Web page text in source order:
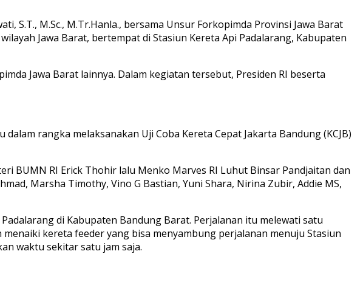
S.T., M.Sc., M.Tr.Hanla., bersama Unsur Forkopimda Provinsi Jawa Barat
Jawa Barat, bertempat di Stasiun Kereta Api Padalarang, Kabupaten
Jawa Barat lainnya. Dalam kegiatan tersebut, Presiden RI beserta
rangka melaksanakan Uji Coba Kereta Cepat Jakarta Bandung (KCJB)
BUMN RI Erick Thohir lalu Menko Marves RI Luhut Binsar Pandjaitan dan
Marsha Timothy, Vino G Bastian, Yuni Shara, Nirina Zubir, Addie MS,
di Kabupaten Bandung Barat. Perjalanan itu melewati satu
kereta feeder yang bisa menyambung perjalanan menuju Stasiun
waktu sekitar satu jam saja.